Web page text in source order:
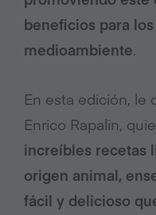
beneficios para
medioambiente.
En esta edición, le
Enrico Rapalin,
increíbles recetas
origen animal,
fácil y delicioso